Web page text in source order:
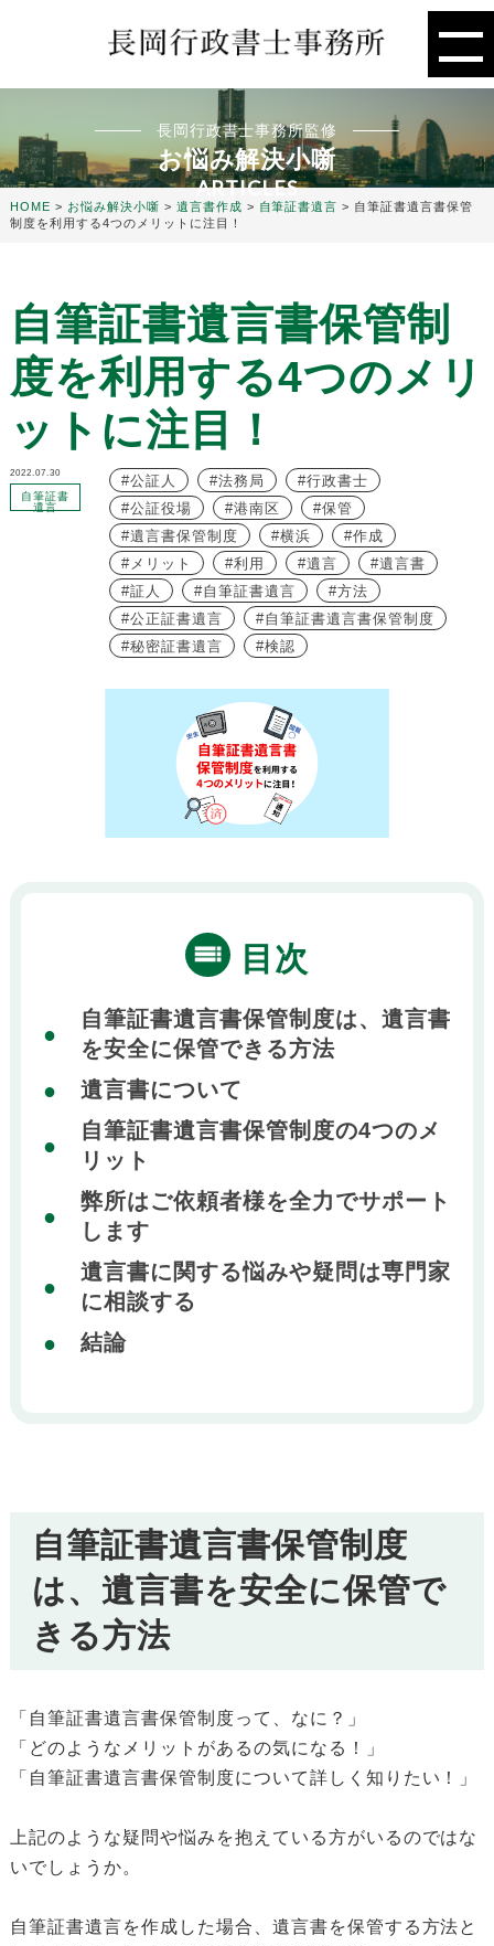
長岡行政書士事務所監修
お悩み解決小噺
ARTICLES
HOME > お悩み解決小噺 > 遺言書作成 > 自筆証書遺言 > 自筆証書遺言書保管
制度を利用する4つのメリットに注目！
自筆証書遺言書保管制
度を利用する4つのメリ
ットに注目！
2022.07.30
自筆証書
遺言
公証人 法務局
行政書士
公証役場
港南区
保管
遺言書保管制度
横浜
作成
メリット
利用 遺言
遺言書
証人
自筆証書遺言
方法
公正証書遺言
自筆証書遺言書保管制度
秘密証書遺言
検認
目次
自筆証書遺言書保管制度は、遺言書
を安全に保管できる方法
遺言書について
自筆証書遺言書保管制度の4つのメ
リット
弊所はご依頼者様を全力でサポート
します
遺言書に関する悩みや疑問は専門家
に相談する
結論
自筆証書遺言書保管制度
は、遺言書を安全に保管で
きる方法
「自筆証書遺言書保管制度って、なに？」
「どのようなメリットがあるの気になる！」
「自筆証書遺言書保管制度について詳しく知りたい！」
上記のような疑問や悩みを抱えている方がいるのではな
いでしょうか。
自筆証書遺言を作成した場合、遺言書を保管する方法と